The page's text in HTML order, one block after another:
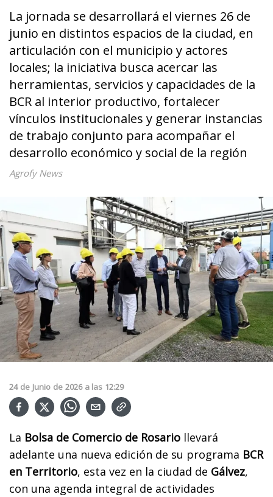
La jornada se desarrollará el viernes 26 de
junio en distintos espacios de la ciudad, en
articulación con el municipio y actores
locales; la iniciativa busca acercar las
herramientas, servicios y capacidades de la
BCR al interior productivo, fortalecer
vínculos institucionales y generar instancias
de trabajo conjunto para acompañar el
desarrollo económico y social de la región
Agrofy News
24 de Junio de 2026 a las 12:29
La Bolsa de Comercio de Rosario llevará
adelante una nueva edición de su programa BCR
en Territorio, esta vez en la ciudad de Gálvez,
con una agenda integral de actividades